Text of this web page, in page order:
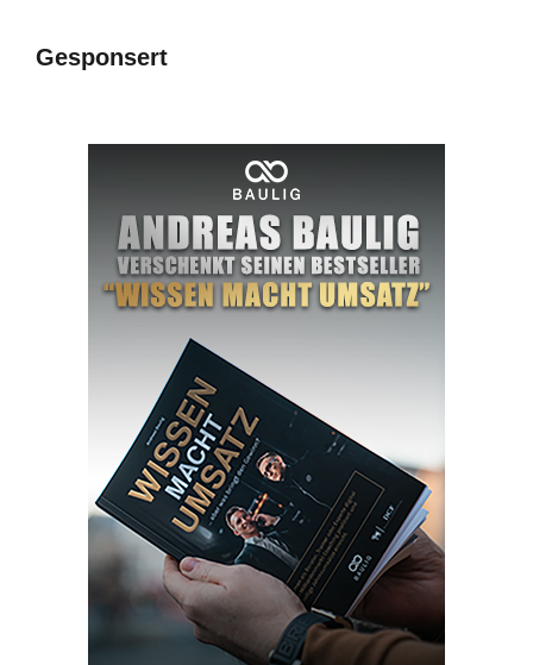
Gesponsert